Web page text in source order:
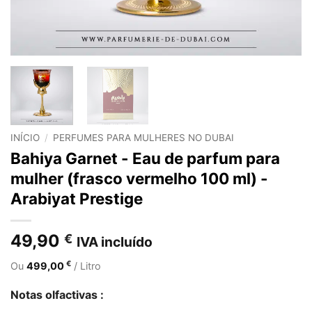
INÍCIO / PERFUMES PARA MULHERES NO DUBAI
Bahiya Garnet - Eau de parfum para
mulher (frasco vermelho 100 ml) -
Arabiyat Prestige
49,90 € IVA incluído
Ou 499,00 € / Litro
Notas olfactivas :